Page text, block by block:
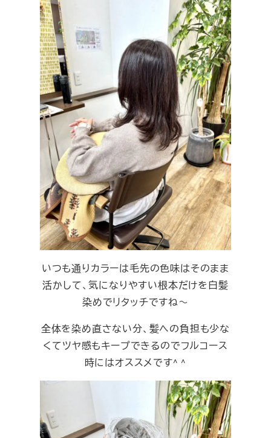
いつも通りカラーは毛先の色味はそのまま
活かして、気になりやすい根本だけを白髪
染めでリタッチですね～
全体を染め直さない分、髪への負担も少な
くてツヤ感もキープできるのでフルコース
時にはオススメです^ ^